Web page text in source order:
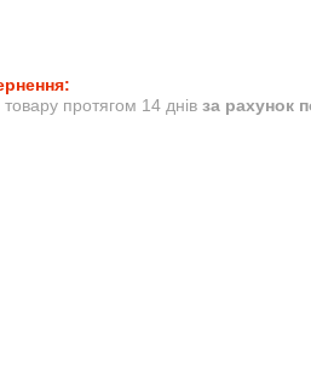
протягом 14 днів за рахунок